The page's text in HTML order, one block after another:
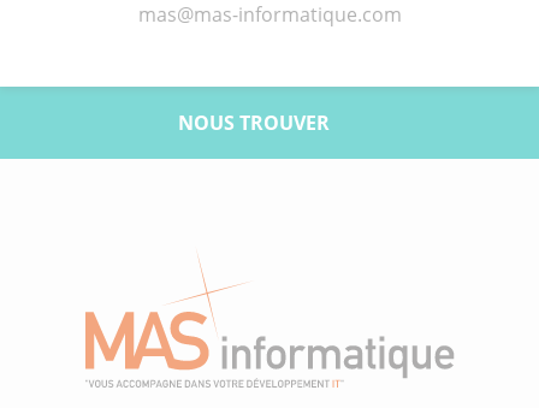
mas@mas-informatique.com
NOUS TROUVER